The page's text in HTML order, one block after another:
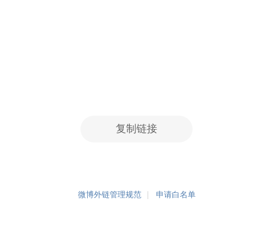
复制链接
微博外链管理规范 申请白名单